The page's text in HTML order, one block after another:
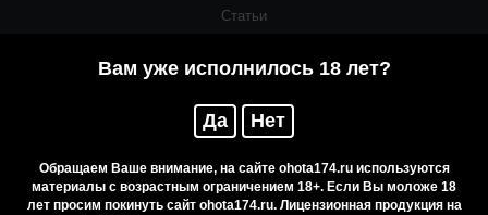
Вам уже исполнилось 18 лет?
Да Нет
Обращаем Ваше внимание, на сайте ohota174.ru используются
материалы с возрастным ограничением 18+. Если Вы моложе 18
лет просим покинуть сайт ohota174.ru. Лицензионная продукция на
Статьи
Резервирование
Приобретение лицензионных товаров
Бренды